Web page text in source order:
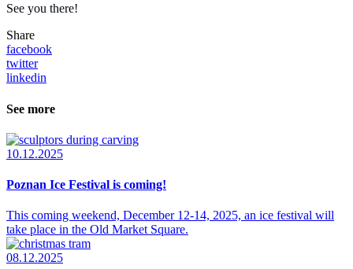
See you there!
Share
facebook
twitter
linkedin
See more
10.12.2025
Poznan Ice Festival is coming!
This coming weekend, December 12-14, 2025, an ice festival will
take place in the Old Market Square.
08.12.2025